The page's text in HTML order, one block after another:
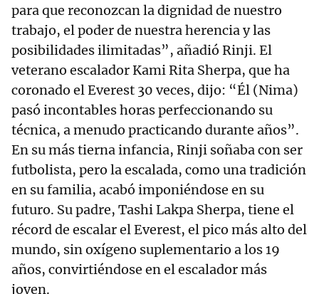
para que reconozcan la dignidad de nuestro
trabajo, el poder de nuestra herencia y las
posibilidades ilimitadas”, añadió Rinji. El
veterano escalador Kami Rita Sherpa, que ha
coronado el Everest 30 veces, dijo: “Él (Nima)
pasó incontables horas perfeccionando su
técnica, a menudo practicando durante años”.
En su más tierna infancia, Rinji soñaba con ser
futbolista, pero la escalada, como una tradición
en su familia, acabó imponiéndose en su
futuro. Su padre, Tashi Lakpa Sherpa, tiene el
récord de escalar el Everest, el pico más alto del
mundo, sin oxígeno suplementario a los 19
años, convirtiéndose en el escalador más
joven.